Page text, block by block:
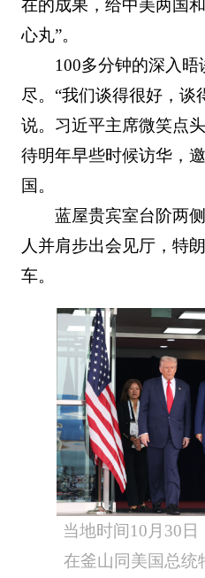
在的成果，给中美两国
心丸”。
100多分钟的深入
尽。“我们谈得很好，谈
说。习近平主席微笑点
待明年早些时候访华，
国。
蓝屋贵宾室台阶两
人并肩步出会见厅，特
车。
当地时间10月30
在釜山同美国总统